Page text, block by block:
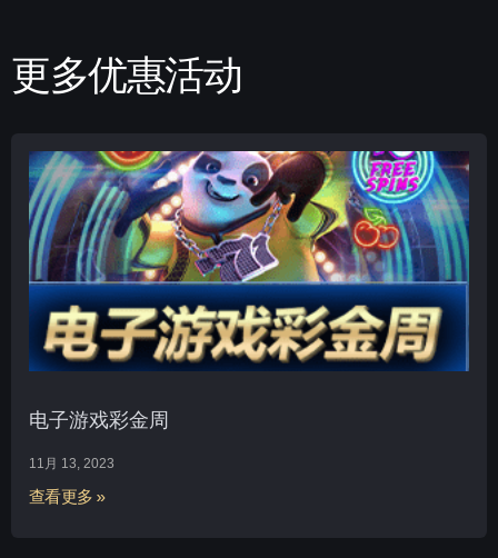
更多优惠活动
电子游戏彩金周
11月 13, 2023
查看更多 »